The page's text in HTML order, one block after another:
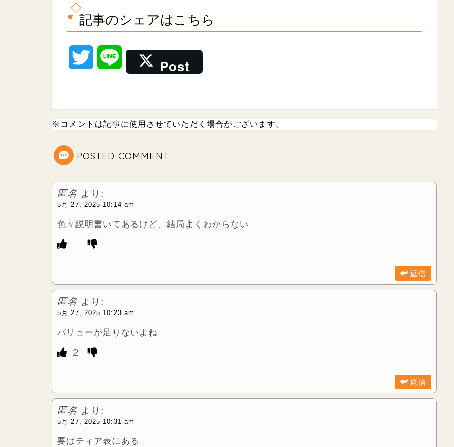
記事のシェアはこちら
t
t
r
e
Post
※コメントは記事に使用させていただく場合がございます。
POSTED COMMENT
匿名 より:
5月 27, 2025 10:14 am
色々説明書いてあるけど、結局よくわからない
返信
匿名 より:
5月 27, 2025 10:23 am
バリューが足りないよね
2
返信
匿名 より:
5月 27, 2025 10:31 am
要はティア表にある